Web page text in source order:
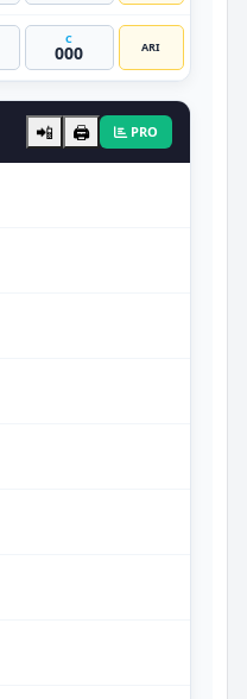
C
000 ARI
📲 🖨️ PRO